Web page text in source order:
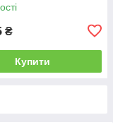
₴
Купити